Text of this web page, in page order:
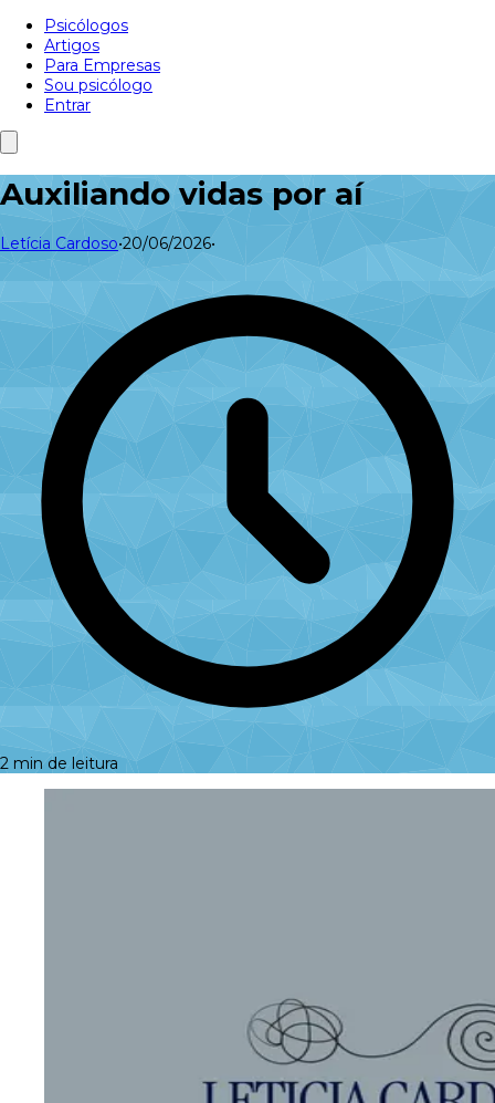
Psicólogos
Artigos
Para Empresas
Sou psicólogo
Entrar
Auxiliando vidas por aí
Letícia Cardoso•20/06/2026•
2 min de leitura